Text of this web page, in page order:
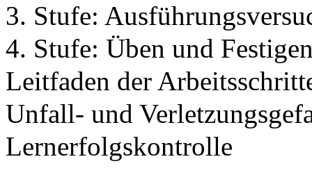
3. Stufe:
4. Stufe: Üben und
Leitfaden der
Unfall- und
Lernerfolgskontrolle